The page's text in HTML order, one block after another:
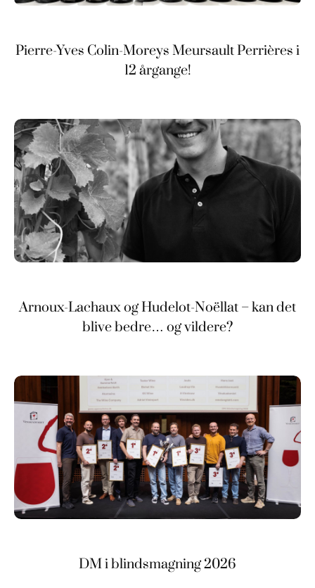
Pierre-Yves Colin-Moreys Meursault Perrières i
12 årgange!
Arnoux-Lachaux og Hudelot-Noëllat – kan det
blive bedre… og vildere?
DM i blindsmagning 2026